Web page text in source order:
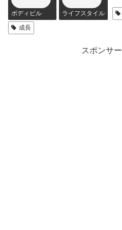
ボディビル ライフスタイル
成長
スポンサ